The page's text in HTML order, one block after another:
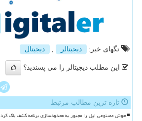
تگهای خبر: دیجیتالر دیجیتال
این مطلب دیجیتالر را می پسندید؟
تازه ترین مطالب مرتبط
هوش مصنوعی اپل را مجبور به محدودسازی برنامه کشف باگ کرد